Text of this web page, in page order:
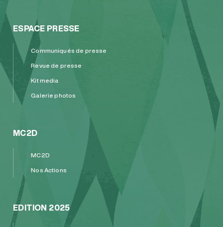
ESPACE PRESSE
Communiqués de presse
Revue de presse
Kit media
Galerie photos
MC2D
MC2D
Nos Actions
EDITION 2025